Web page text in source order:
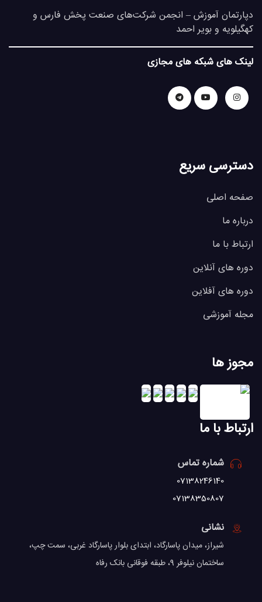
دپارتمان آموزش – انجمن شرکت‌های صنعت پخش فارس و
کهگیلویه و بویر احمد
لینک های شبکه های مجازی
دسترسی سریع
صفحه اصلی
درباره ما
ارتباط با ما
دوره های آنلاین
دوره های آفلاین
مجله آموزشی
مجوز ها
ارتباط با ما
شماره تماس
07138246140
07138350807
نشانی
شیراز، میدان پاسارگاد، ابتدای بلوار پاسارگاد غربی، سمت چپ،
ساختمان نیلوفر 9، طبقه فوقانی بانک رفاه